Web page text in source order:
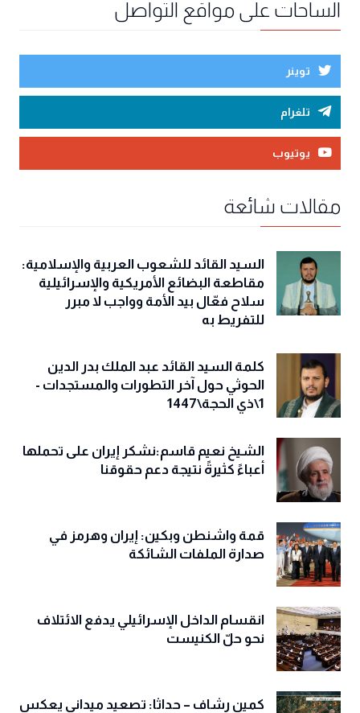
الساحات على مواقع التواصل
توينر
تلغرام
يوتيوب
مقالات شائعة
السيد القائد للشعوب العربية والإسلامية:
مقاطعة البضائع الأمريكية والإسرائيلية
سلاح فعّال بيد الأمة وواجب لا مبرر
للتفريط به
كلمة السيد القائد عبد الملك بدر الدين
الحوثي حول آخر التطورات والمستجدات -
1\ذي الحجة\1447
الشيخ نعيم قاسم:نشكر إيران على تحملها
أعباءً كثيرةً نتيجة دعم حقوقنا
قمة واشنطن وبكين: إيران وهرمز في
صدارة الملفات الشائكة
انقسام الداخل الإسرائيلي يدفع الائتلاف
نحو حلّ الكنيست
كمين رشاف – حداثا: تصعيد ميداني يعكس